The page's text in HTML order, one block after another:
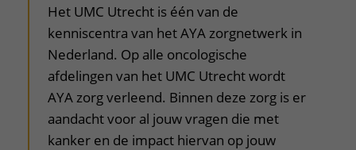
uitklapper, klik om te openen
Het UMC Utrecht is één van de
kenniscentra van het AYA zorgnetwerk in
Nederland. Op alle oncologische
afdelingen van het UMC Utrecht wordt
AYA zorg verleend. Binnen deze zorg is er
aandacht voor al jouw vragen die met
kanker en de impact hiervan op jouw